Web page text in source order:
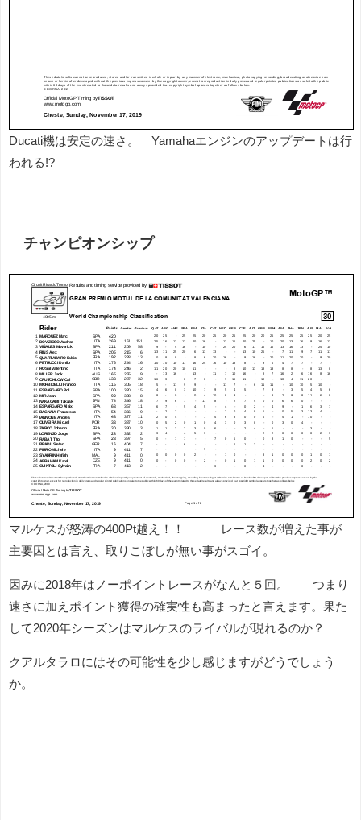
Ducati機は安定の速さ。 Yamahaエンジンのアップデートは行
われる!?
チャンピオンシップ
マルケスが怒涛の400Pt越え！！ レース数が増えた事が
主要因とは言え、取りこぼしが無い事がスゴイ。
因みに2018年はノーポイントレースがなんと５回。 つまり
速さに加えポイント獲得の確実性も高まったと言えます。果た
して2020年シーズンはマルケスのライバルが現れるのか？
クアルタラロにはその可能性を少し感じますがどうでしょう
か。